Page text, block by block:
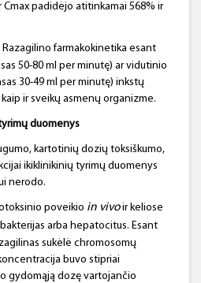
Cmax padidėjo atitinkamai 568% ir
Razagilino farmakokinetika esant
50-80 ml per minutę) ar vidutinio
30-49 ml per minutę) inkstų
ir sveikų asmenų organizme.
duomenys
kartotinių dozių toksiškumo,
ikiklinikinių tyrimų duomenys
nerodo.
poveikio in vivoir keliose
arba hepatocitus. Esant
sukėlė chromosomų
buvo stipriai
gydomąją dozę vartojančio